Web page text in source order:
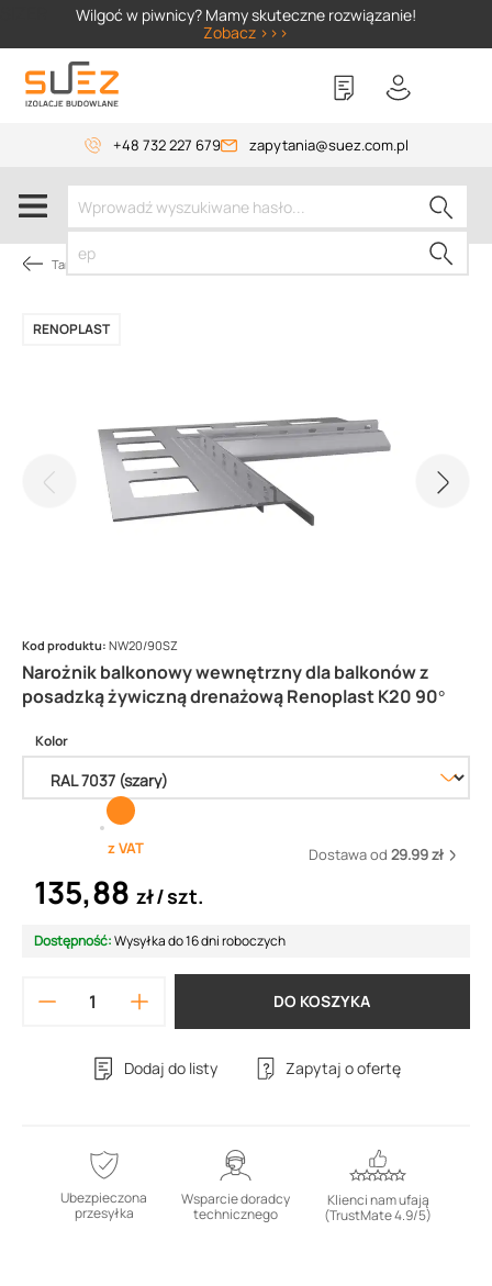
Wilgoć w piwnicy? Mamy skuteczne rozwiązanie!
Zobacz >>>
+48 732 227 679 zapytania@suez.com.pl
Tarasy i balkony
Narożnik balkonowy wewnętrzny dla balkonów z
posadzką żywiczną drenażową Renoplast K20 90°
RENOPLAST
Kod produktu: NW20/90SZ
Kolor
z VAT Dostawa od 29.99 zł
135,88 zł szt.
Dostępność:Wysyłka do 16 dni roboczych
DO KOSZYKA
Dodaj do listy Zapytaj o ofertę
Ubezpieczona
przesyłka
Wsparcie doradcy
technicznego
Klienci nam ufają
(TrustMate 4.9/5)